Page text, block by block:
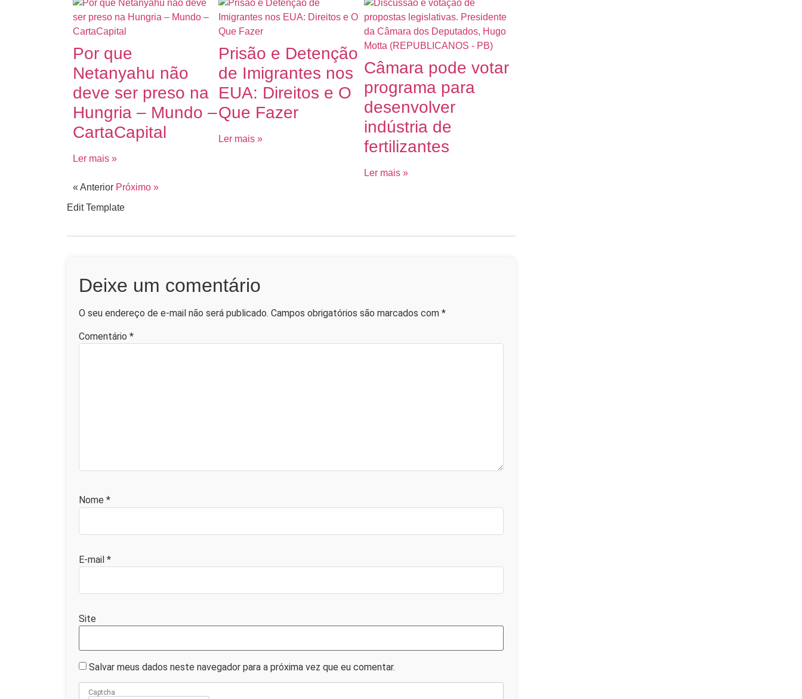
Por que
Netanyahu não
deve ser preso na
Hungria – Mundo –
CartaCapital
Ler mais »
Prisão e Detenção
de Imigrantes nos
EUA: Direitos e O
Que Fazer
Ler mais »
Câmara pode votar
programa para
desenvolver
indústria de
fertilizantes
Ler mais »
« Anterior Próximo »
Edit Template
Deixe um comentário
O seu endereço de e-mail não será publicado. Campos obrigatórios são marcados com *
Comentário *
Nome *
E-mail *
Site
Salvar meus dados neste navegador para a próxima vez que eu comentar.
Captcha